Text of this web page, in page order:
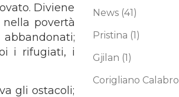
Diviene
povertà
i rifugiati, i
gli ostacoli;
News (41)
Pristina (1)
Gjilan (1)
Corigliano Calabro